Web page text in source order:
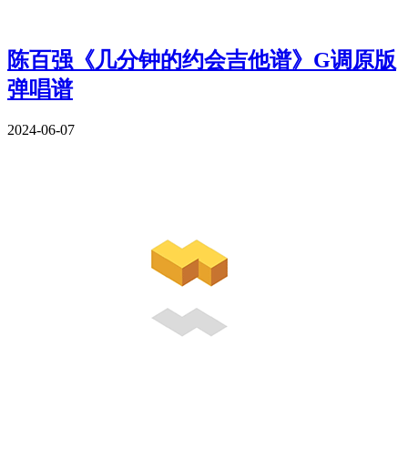
陈百强《几分钟的约会吉他谱》G调原版
弹唱谱
2024-06-07